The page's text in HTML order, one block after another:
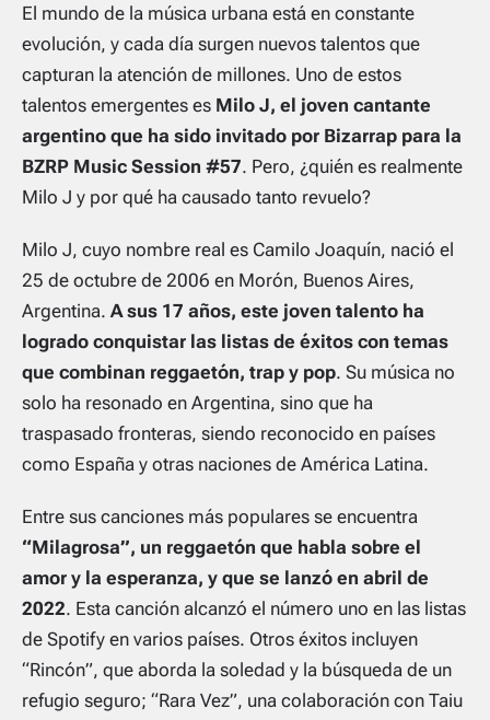
El mundo de la música urbana está en constante
evolución, y cada día surgen nuevos talentos que
capturan la atención de millones. Uno de estos
talentos emergentes es Milo J, el joven cantante
argentino que ha sido invitado por Bizarrap para la
BZRP Music Session #57. Pero, ¿quién es realmente
Milo J y por qué ha causado tanto revuelo?
Milo J, cuyo nombre real es Camilo Joaquín, nació el
25 de octubre de 2006 en Morón, Buenos Aires,
Argentina. A sus 17 años, este joven talento ha
logrado conquistar las listas de éxitos con temas
que combinan reggaetón, trap y pop. Su música no
solo ha resonado en Argentina, sino que ha
traspasado fronteras, siendo reconocido en países
como España y otras naciones de América Latina.
Entre sus canciones más populares se encuentra
“Milagrosa”, un reggaetón que habla sobre el
amor y la esperanza, y que se lanzó en abril de
2022. Esta canción alcanzó el número uno en las listas
de Spotify en varios países. Otros éxitos incluyen
“Rincón”, que aborda la soledad y la búsqueda de un
refugio seguro; “Rara Vez”, una colaboración con Taiu